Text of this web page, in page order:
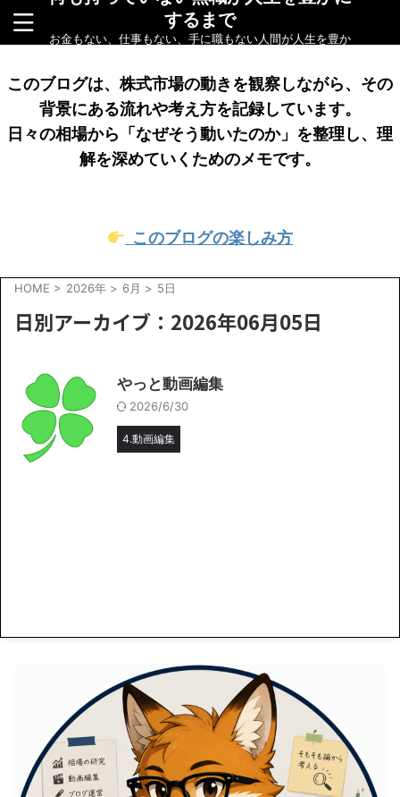
するまで
お金もない、仕事もない、手に職もない人間が人生を豊か
このブログは、株式市場の動きを観察しながら、その
背景にある流れや考え方を記録しています。
日々の相場から「なぜそう動いたのか」を整理し、理
解を深めていくためのメモです。
このブログの楽しみ方
HOME > 2026年 > 6月 > 5日
日別アーカイブ：2026年06月05日
やっと動画編集
2026/6/30
4.動画編集